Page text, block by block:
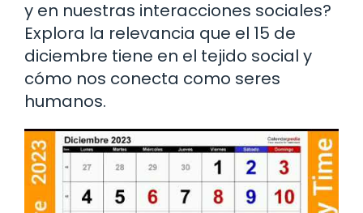
y en nuestras interacciones sociales?
Explora la relevancia que el 15 de
diciembre tiene en el tejido social y
cómo nos conecta como seres
humanos.